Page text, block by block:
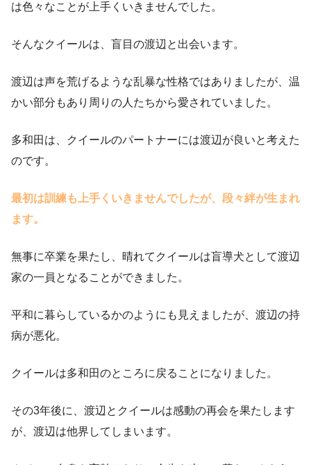
は色々なことが上手くいきませんでした。
そんなクイールは、盲目の渡辺と出会います。
渡辺は声を荒げるような乱暴な性格ではありましたが、温
かい部分もあり周りの人たちから愛されていました。
多和田は、クイールのパートナーには渡辺が良いと考えた
のです。
最初は訓練も上手くいきませんでしたが、段々絆が生まれ
ます。
無事に卒業を果たし、晴れてクイールは盲導犬として渡辺
家の一員となることができました。
平和に暮らしているかのようにも見えましたが、渡辺の持
病が悪化。
クイールは多和田のところに戻ることになりました。
その3年後に、渡辺とクイールは感動の再会を果たします
が、渡辺は他界してしまいます。